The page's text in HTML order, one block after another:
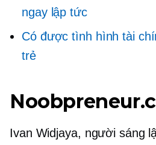
ngay lập tức
Có được tình hình tài
trẻ
Ivan Widjaya, người sáng